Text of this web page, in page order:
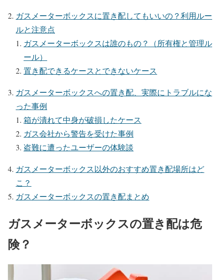
ガスメーターボックスに置き配してもいいの？利用ルー
ルと注意点
ガスメーターボックスは誰のもの？（所有権と管理ル
ール）
置き配できるケースとできないケース
ガスメーターボックスへの置き配、実際にトラブルにな
った事例
箱が潰れて中身が破損したケース
ガス会社から警告を受けた事例
盗難に遭ったユーザーの体験談
ガスメーターボックス以外のおすすめ置き配場所はど
こ？
ガスメーターボックスの置き配まとめ
ガスメーターボックスの置き配は危
険？